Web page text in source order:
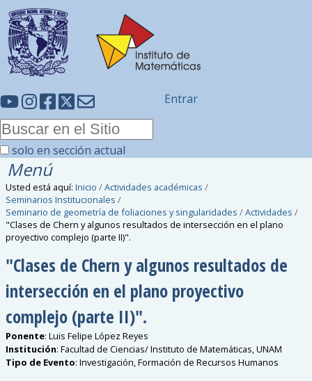
solo en sección actual
Entrar
Menú
Usted está aquí: Inicio /Actividades académicas /
Seminarios Institucionales /
Seminario de geometría de foliaciones y singularidades /Actividades /
"Clases de Chern y algunos resultados de intersección en el plano
proyectivo complejo (parte II)".
"Clases de Chern y algunos resultados de
intersección en el plano proyectivo
complejo (parte II)".
Ponente:Luis Felipe López Reyes
Institución:Facultad de Ciencias/ Instituto de Matemáticas, UNAM
Tipo de Evento:Investigación, Formación de Recursos Humanos